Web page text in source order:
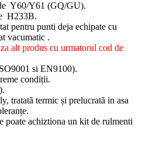
Y60/Y61 (GQ/GU).
H233B.
pentru punti deja echipate cu
vacumatic .
alt produs cu urmatorul cod de
si EN9100).
condiții.
tratată termic și prelucrată in asa
poate achiztiona un kit de rulmenti